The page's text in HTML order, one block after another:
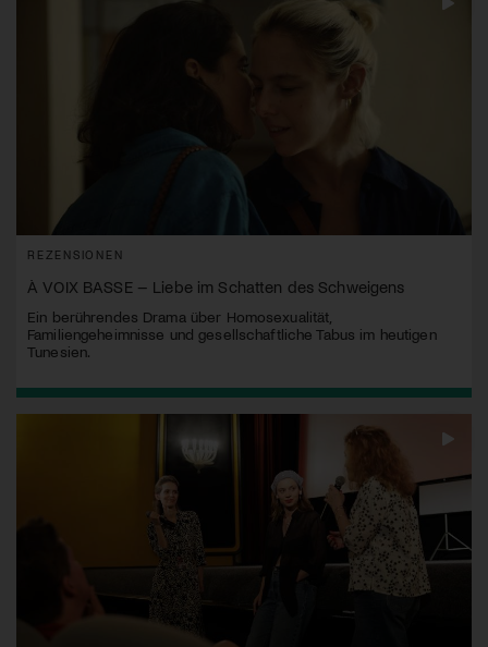
REZENSIONEN
À VOIX BASSE – Liebe im Schatten des Schweigens
Ein berührendes Drama über Homosexualität,
Familiengeheimnisse und gesellschaftliche Tabus im heutigen
Tunesien.